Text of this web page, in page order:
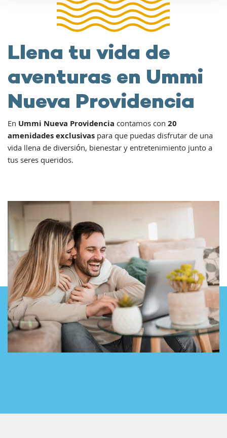
Llena tu vida de
aventuras en Ummi
Nueva Providencia
En Ummi Nueva Providenciacontamos con20
amenidades exclusivaspara que puedas disfrutar de una
vida llena de diversión, bienestar y entretenimiento junto a
tus seres queridos.